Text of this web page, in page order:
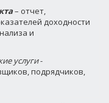
– отчет,
доходности
и
услуги-
подрядчиков,